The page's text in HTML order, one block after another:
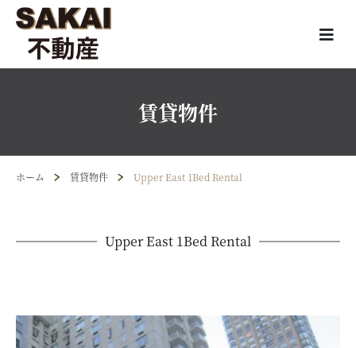
賃貸物件
ホーム 賃貸物件 Upper East 1Bed Rental
Upper East 1Bed Rental